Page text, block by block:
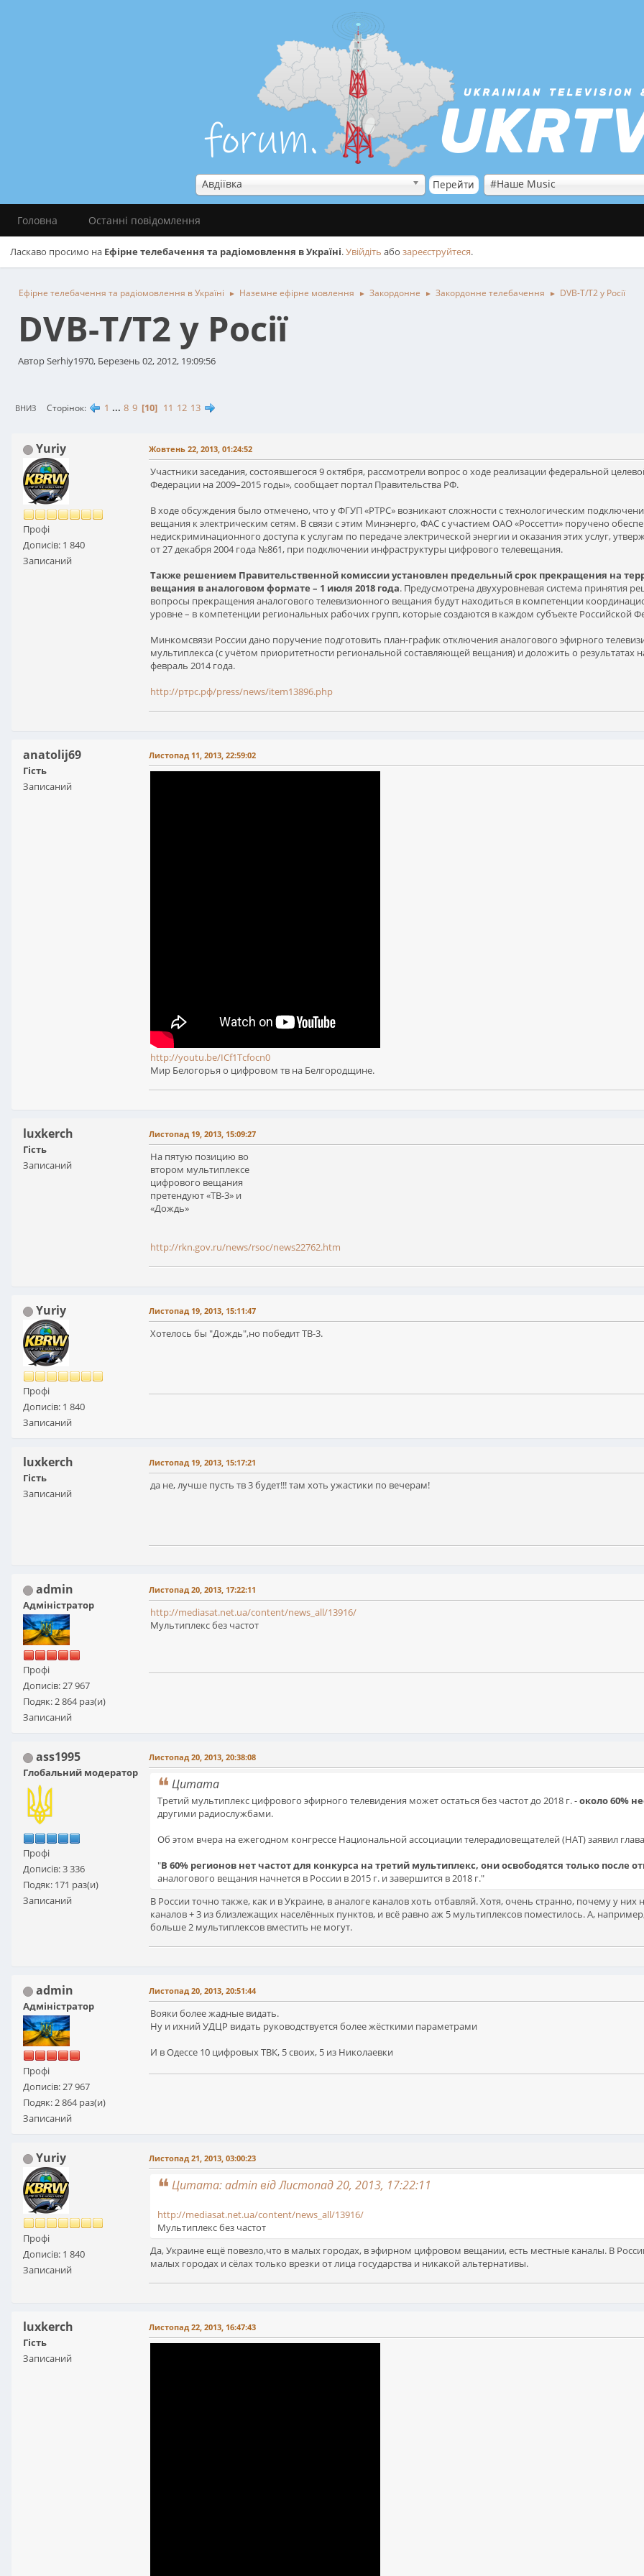
Авдіївка #Наше Music
Головна Останні повідомлення
Ласкаво просимо на Ефірне телебачення та радіомовлення в Україні.Увійдіть або зареєструйтеся.
Ефірне телебачення та радіомовлення в Україні ► Наземне ефірне мовлення ► Закордонне ► Закордонне телебачення ► DVB-T/T2 у Росії
DVB-T/T2 у Росії
Автор Serhiy1970, Березень 02, 2012, 19:09:56
ВНИЗ Сторінок 1 ... 8 9 10 11 12 13
Yuriy
Профі
Дописів: 1 840
Записаний
Жовтень 22, 2013, 01:24:52
Участники заседания, состоявшегося 9 октября, рассмотрели вопрос о ходе реализации федеральной
Федерации на 2009–2015 годы», сообщает портал Правительства РФ.
В ходе обсуждения было отмечено, что у ФГУП «РТРС» возникают сложности с технологическим
вещания к электрическим сетям. В связи с этим Минэнерго, ФАС с участием ОАО «Россетти» поручено
недискриминационного доступа к услугам по передаче электрической энергии и оказания этих услуг,
от 27 декабря 2004 года №861, при подключении инфраструктуры цифрового телевещания.
Также решением Правительственной комиссии установлен предельный срок прекращения на
вещания в аналоговом формате – 1 июля 2018 года. Предусмотрена двухуровневая система принятия
вопросы прекращения аналогового телевизионного вещания будут находиться в компетенции
уровне – в компетенции региональных рабочих групп, которые создаются в каждом субъекте Российской
Минкомсвязи России дано поручение подготовить план-график отключения аналогового эфирного
мультиплекса (с учётом приоритетности региональной составляющей вещания) и доложить о
февраль 2014 года.
http://ртрс.рф/press/news/item13896.php
anatolij69
Гість
Записаний
Листопад 11, 2013, 22:59:02
http://youtu.be/ICf1Tcfocn0
Мир Белогорья о цифровом тв на Белгородщине.
luxkerch
Гість
Записаний
Листопад 19, 2013, 15:09:27
На пятую позицию во
втором мультиплексе
цифрового вещания
претендуют «ТВ-3» и
«Дождь»
http://rkn.gov.ru/news/rsoc/news22762.htm
Yuriy
Профі
Дописів: 1 840
Записаний
Листопад 19, 2013, 15:11:47
Хотелось бы "Дождь",но победит ТВ-3.
luxkerch
Гість
Записаний
Листопад 19, 2013, 15:17:21
да не, лучше пусть тв 3 будет!!! там хоть ужастики по вечерам!
admin
Адміністратор
Профі
Дописів: 27 967
Подяк: 2 864 раз(и)
Записаний
Листопад 20, 2013, 17:22:11
http://mediasat.net.ua/content/news_all/13916/
Мультиплекс без частот
ass1995
Глобальний модератор
Профі
Дописів: 3 336
Подяк: 171 раз(и)
Записаний
Листопад 20, 2013, 20:38:08
Цитата
Третий мультиплекс цифрового эфирного телевидения может остаться без частот до 2018 г. -около 60%
другими радиослужбами.
Об этом вчера на ежегодном конгрессе Национальной ассоциации телерадиовещателей (НАТ) заявил
"В 60% регионов нет частот для конкурса на третий мультиплекс, они освободятся только после
аналогового вещания начнется в России в 2015 г. и завершится в 2018 г."
В России точно также, как и в Украине, в аналоге каналов хоть отбавляй. Хотя, очень странно, почему у них
каналов + 3 из близлежащих населённых пунктов, и всё равно аж 5 мультиплексов поместилось. А,
больше 2 мультиплексов вместить не могут.
admin
Адміністратор
Профі
Дописів: 27 967
Подяк: 2 864 раз(и)
Записаний
Листопад 20, 2013, 20:51:44
Вояки более жадные видать.
Ну и ихний УДЦР видать руководствуется более жёсткими параметрами
И в Одессе 10 цифровых ТВК, 5 своих, 5 из Николаевки
Yuriy
Профі
Дописів: 1 840
Записаний
Листопад 21, 2013, 03:00:23
Цитата: admin від Листопад 20, 2013, 17:22:11
http://mediasat.net.ua/content/news_all/13916/
Мультиплекс без частот
Да, Украине ещё повезло,что в малых городах, в эфирном цифровом вещании, есть местные каналы. В
малых городах и сёлах только врезки от лица государства и никакой альтернативы.
luxkerch
Гість
Записаний
Листопад 22, 2013, 16:47:43